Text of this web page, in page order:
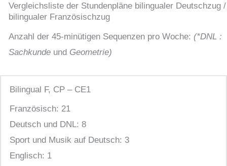
Vergleichsliste der Stundenpläne bilingualer Deutschzug /
bilingualer Französischzug
Anzahl der 45-minütigen Sequenzen pro Woche: (*DNL :
Sachkunde und Geometrie)
Bilingual F, CP – CE1
Französisch: 21
Deutsch und DNL: 8
Sport und Musik auf Deutsch: 3
Englisch: 1